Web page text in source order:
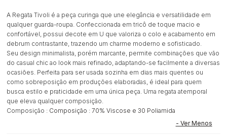
A Regata Tivoli é a peça curinga que une elegância e versatilidade em
qualquer guarda-roupa. Confeccionada em tricô de toque macio e
confortável, possui decote em U que valoriza o colo e acabamento em
debrum contrastante, trazendo um charme moderno e sofisticado.
Seu design minimalista, porém marcante, permite combinações que vão
do casual chic ao look mais refinado, adaptando-se facilmente a diversas
ocasiões. Perfeita para ser usada sozinha em dias mais quentes ou
como sobreposição em produções elaboradas, é ideal para quem
busca estilo e praticidade em uma única peça. Uma regata atemporal
que eleva qualquer composição.
Composição : Composição : 70% Viscose e 30 Poliamida